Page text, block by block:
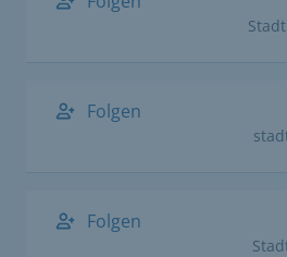
Folgen
Folgen